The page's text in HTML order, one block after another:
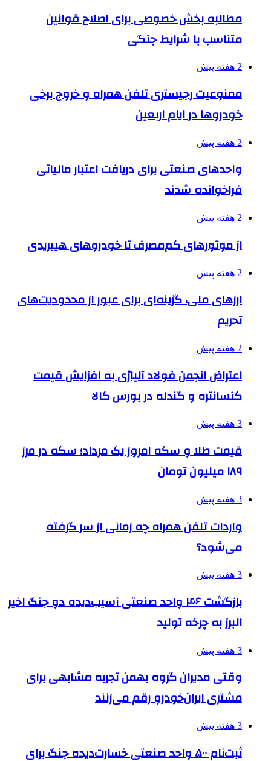
مطالبه بخش خصوصی برای اصلاح قوانین
متناسب با شرایط جنگی
2 هفته پیش
ممنوعیت رجیستری تلفن همراه و خروج برخی
خودروها در ایام اربعین
2 هفته پیش
واحدهای صنعتی برای دریافت اعتبار مالیاتی
فراخوانده شدند
2 هفته پیش
از موتورهای کم‌مصرف تا خودروهای هیبریدی
2 هفته پیش
ارزهای ملی، گزینه‌ای برای عبور از محدودیت‌های
تحریم
2 هفته پیش
اعتراض انجمن فولاد آلیاژی به افزایش قیمت
کنسانتره و گندله در بورس کالا
3 هفته پیش
قیمت طلا و سکه امروز یک مرداد؛ سکه در مرز
۱۸۹ میلیون تومان
3 هفته پیش
واردات تلفن همراه چه زمانی از سر گرفته
می‌شود؟
3 هفته پیش
بازگشت ۴۶ واحد صنعتی آسیب‌دیده دو جنگ اخیر
البرز به چرخه تولید
3 هفته پیش
وقتی مدیران گروه بهمن تجربه مشابهی برای
مشتری ایران‌خودرو رقم می‌زنند
3 هفته پیش
ثبت‌نام ۵۰۰ واحد صنعتی خسارت‌دیده جنگ برای